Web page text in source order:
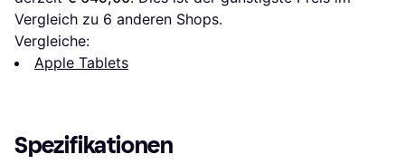
Vergleich zu 6 anderen Shops.
Vergleiche:
Apple Tablets
Spezifikationen